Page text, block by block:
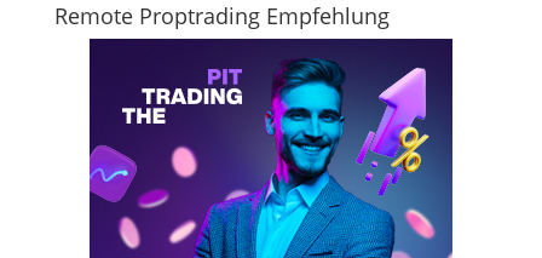
Remote Proptrading Empfehlung